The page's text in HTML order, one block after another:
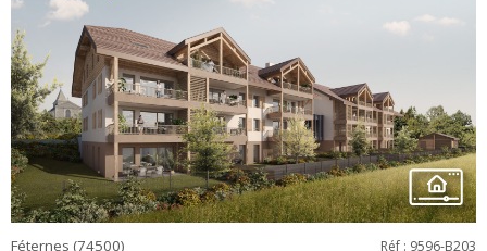
voir le
bien
Féternes (74500)
Réf : 9596-B203